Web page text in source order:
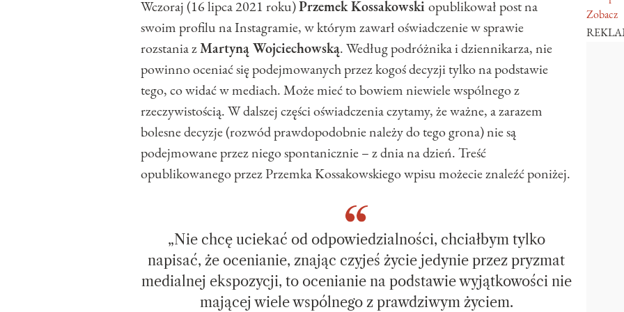
Wczoraj (16 lipca 2021 roku)Przemek Kossakowski opublikował post na
swoim profilu na Instagramie, w którym zawarł oświadczenie w sprawie
rozstania zMartyną Wojciechowską. Według podróżnika i dziennikarza, nie
powinno oceniać się podejmowanych przez kogoś decyzji tylko na podstawie
tego, co widać w mediach. Może mieć to bowiem niewiele wspólnego z
rzeczywistością. W dalszej części oświadczenia czytamy, że ważne, a zarazem
bolesne decyzje (rozwód prawdopodobnie należy do tego grona) nie są
podejmowane przez niego spontanicznie – z dnia na dzień. Treść
opublikowanego przez Przemka Kossakowskiego wpisu możecie znaleźć poniżej.
„Nie chcę uciekać od odpowiedzialności, chciałbym tylko
napisać, że ocenianie, znając czyjeś życie jedynie przez pryzmat
medialnej ekspozycji, to ocenianie na podstawie wyjątkowości nie
mającej wiele wspólnego z prawdziwym życiem.
Zobacz